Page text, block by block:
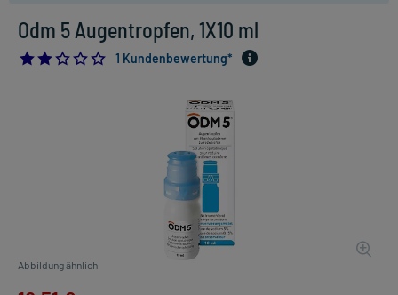
Odm 5 Augentropfen, 1X10 ml
2.0
1 Kundenbewertung*
Abbildung ähnlich